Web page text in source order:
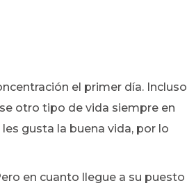
el primer día. Incluso
otro tipo de vida siempre en
gusta la buena vida, por lo
en cuanto llegue a su puesto